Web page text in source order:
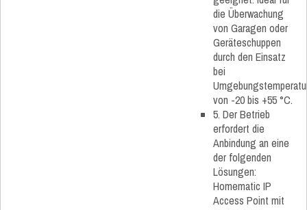
die Überwachung
von Garagen oder
Geräteschuppen
durch den Einsatz
bei
von -20 bis +55 °C.
5. Der Betrieb
erfordert die
Anbindung an eine
der folgenden
Lösungen:
Homematic IP
Access Point mit